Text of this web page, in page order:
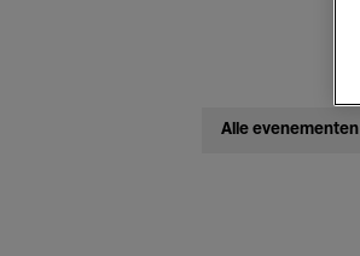
Alle evenementen